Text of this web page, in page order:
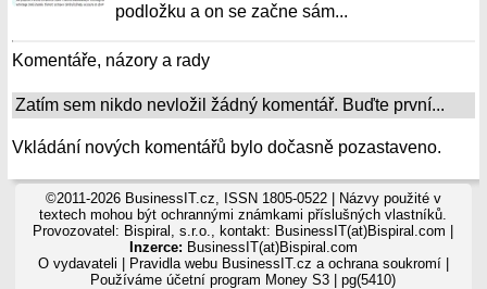
podložku a on se začne sám...
Komentáře, názory a rady
Zatím sem nikdo nevložil žádný komentář. Buďte první...
Vkládání nových komentářů bylo dočasně pozastaveno.
©2011-2026 BusinessIT.cz, ISSN 1805-0522 | Názvy použité v
textech mohou být ochrannými známkami příslušných vlastníků.
Provozovatel: Bispiral, s.r.o., kontakt: BusinessIT(at)Bispiral.com |
Inzerce: BusinessIT(at)Bispiral.com
O vydavateli
Pravidla webu BusinessIT.cz a ochrana soukromí|
Používámeúčetní program Money S3 | pg(5410)